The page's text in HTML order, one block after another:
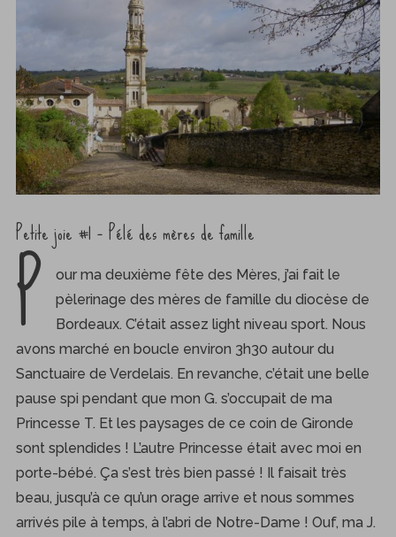
Petite joie #1 – Pélé des mères de famille
P
our ma deuxième fête des Mères, j’ai fait le
pèlerinage des mères de famille du diocèse de
Bordeaux. C’était assez light niveau sport. Nous
avons marché en boucle environ 3h30 autour du
Sanctuaire de Verdelais. En revanche, c’était une belle
pause spi pendant que mon G. s’occupait de ma
Princesse T. Et les paysages de ce coin de Gironde
sont splendides ! L’autre Princesse était avec moi en
porte-bébé. Ça s’est très bien passé ! Il faisait très
beau, jusqu’à ce qu’un orage arrive et nous sommes
arrivés pile à temps, à l’abri de Notre-Dame ! Ouf, ma J.